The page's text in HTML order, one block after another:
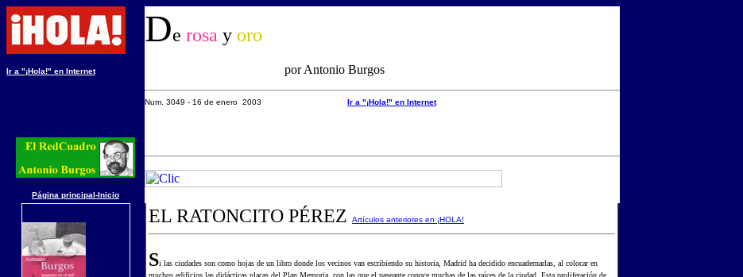
Ir a "¡Hola!" en Internet
De rosa y oro
por Antonio Burgos
Num. 3049 - 16 de enero 2003 Ir a "¡Hola!" en Internet
Página principal-Inicio
EL RATONCITO PÉREZ Artículos anteriores en ¡HOLA!
Si las ciudades son como hojas de un libro donde los vecinos van escribiendo su historia, Madrid ha decidido encuadernarlas, al colocar en
muchos edificios las didácticas placas del Plan Memoria, con las que el paseante conoce muchas de las raíces de la ciudad. Esta proliferación de